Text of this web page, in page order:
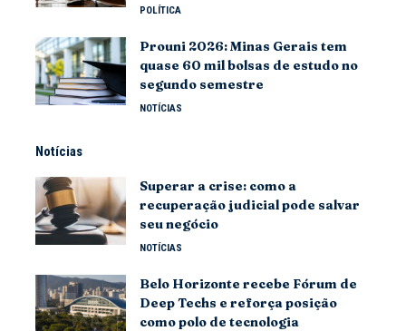
POLÍTICA
Prouni 2026: Minas Gerais tem
quase 60 mil bolsas de estudo no
segundo semestre
NOTÍCIAS
Notícias
Superar a crise: como a
recuperação judicial pode salvar
seu negócio
NOTÍCIAS
Belo Horizonte recebe Fórum de
Deep Techs e reforça posição
como polo de tecnologia